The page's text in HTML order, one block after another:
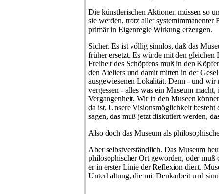
Die künstlerischen Aktionen müssen so
sie werden, trotz aller systemimmanenter
primär in Eigenregie Wirkung erzeugen.
Sicher. Es ist völlig sinnlos, daß das
früher ersetzt. Es würde mit den gleichen
Freiheit des Schöpfens muß in den
den Ateliers und damit mitten in der
ausgewiesenen Lokalität. Denn - und wir
vergessen - alles was ein Museum
Vergangenheit. Wir in den Museen
da ist. Unsere Visionsmöglichkeit besteht
sagen, das muß jetzt diskutiert werden,
Also doch das Museum als
Aber selbstverständlich. Das Museum
philosophischer Ort geworden, oder muß
er in erster Linie der Reflexion dient.
Unterhaltung, die mit Denkarbeit und